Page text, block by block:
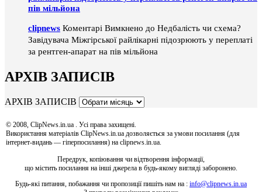
пів мільйона
clipnews Коментарі Вимкнено до Недбалість чи схема?
Завідувача Міжгірської райлікарні підозрюють у переплаті
за рентген-апарат на пів мільйона
АРХІВ ЗАПИСІВ
АРХІВ ЗАПИСІВ
© 2008, ClipNews.in.ua . Усі права захищені.
Використання матеріалів ClipNews.in.ua дозволяється за умови посилання (для
інтернет-видань — гіперпосилання) на clipnews.in.ua.
Передрук, копіювання чи відтворення інформації,
що містить посилання на інші джерела в будь-якому вигляді заборонено.
Будь-які питання, побажання чи пропозиції пишіть нам на : info@clipnews.in.ua